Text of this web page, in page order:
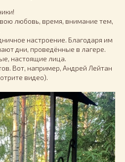
любовь, время, внимание тем,
настроение. Благодаря им
дни, проведённые в лагере.
настоящие лица.
Вот, например, Андрей Лейтан
видео).